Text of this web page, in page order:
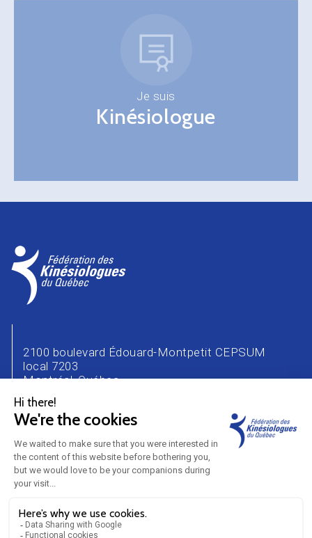
Je suis
Kinésiologue
2100 boulevard Édouard-Montpetit CEPSUM
local 7203
Montréal, Québec
H3T 1J4
Téléphone : 514 343-2471
Courriel :info@kinesiologue.com
NOUS JOINDRE
ANNONCEURS
BLOGUE